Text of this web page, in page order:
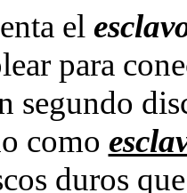
el
para
segundo
como
duros